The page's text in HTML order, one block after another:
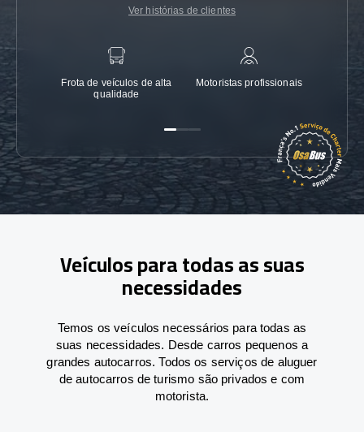
Ver histórias de clientes
Frota de veículos de alta
qualidade
Motoristas profissionais
Veículos para todas as suas
necessidades
Temos os veículos necessários para todas as
suas necessidades. Desde carros pequenos a
grandes autocarros. Todos os serviços de aluguer
de autocarros de turismo são privados e com
motorista.